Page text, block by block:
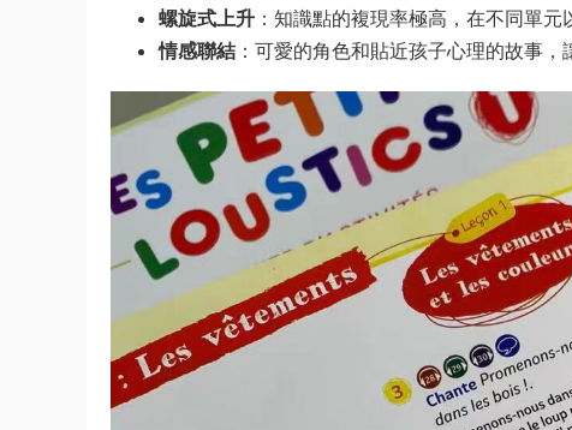
螺旋式上升 ：知識點的複現率極高，在不同單
情感聯結 ：可愛的角色和貼近孩子心理的故事